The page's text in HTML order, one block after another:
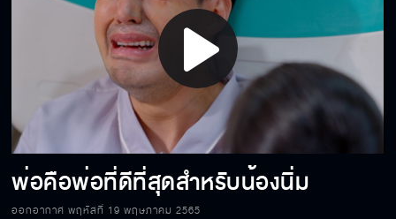
Play
Video
พ่อคือพ่อที่ดีที่สุดสำหรับน้องนิ่ม
ออกอากาศ พฤหัสที่ 19 พฤษภาคม 2565
เปิดตัวได้แล้วใช่ไหม
ทะเลสงบหลีกทางให้พายุคลั่ง